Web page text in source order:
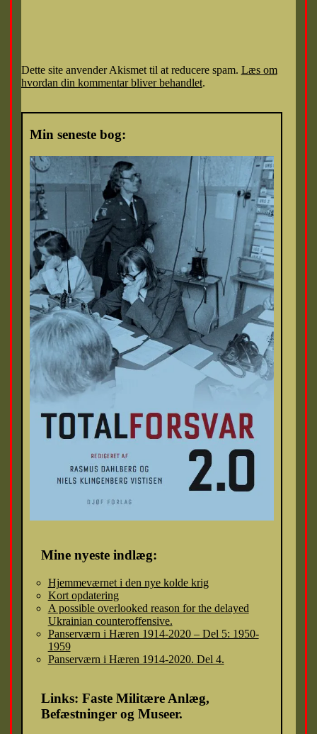
Dette site anvender Akismet til at reducere spam. Læs om
hvordan din kommentar bliver behandlet.
Min seneste bog:
Mine nyeste indlæg:
Hjemmeværnet i den nye kolde krig
Kort opdatering
A possible overlooked reason for the delayed
Ukrainian counteroffensive.
Panserværn i Hæren 1914-2020 – Del 5: 1950-
1959
Panserværn i Hæren 1914-2020. Del 4.
Links: Faste Militære Anlæg,
Befæstninger og Museer.